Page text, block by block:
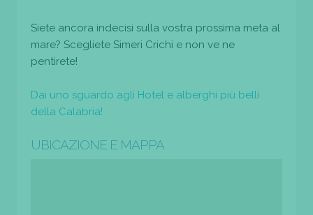
Siete ancora indecisi sulla vostra prossima meta al
mare? Scegliete Simeri Crichi e non ve ne
pentirete!
Dai uno sguardo agli Hotel e alberghi più belli
della Calabria!
UBICAZIONE E MAPPA